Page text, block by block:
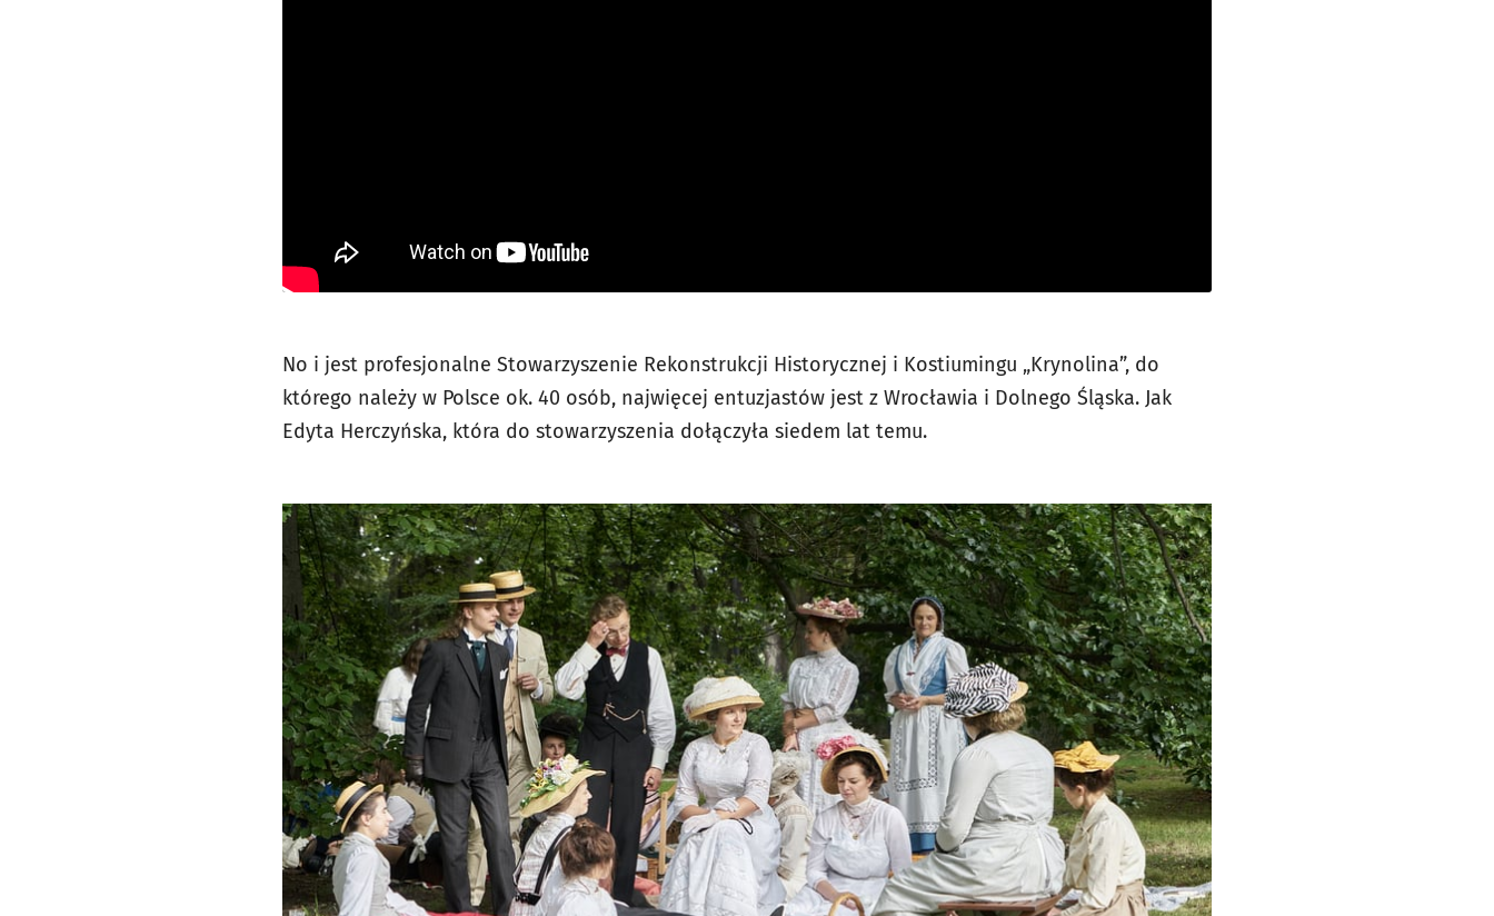
No i jest profesjonalne Stowarzyszenie Rekonstrukcji Historycznej i Kostiumingu „Krynolina”, do
którego należy w Polsce ok. 40 osób, najwięcej entuzjastów jest z Wrocławia i Dolnego Śląska. Jak
Edyta Herczyńska, która do stowarzyszenia dołączyła siedem lat temu.